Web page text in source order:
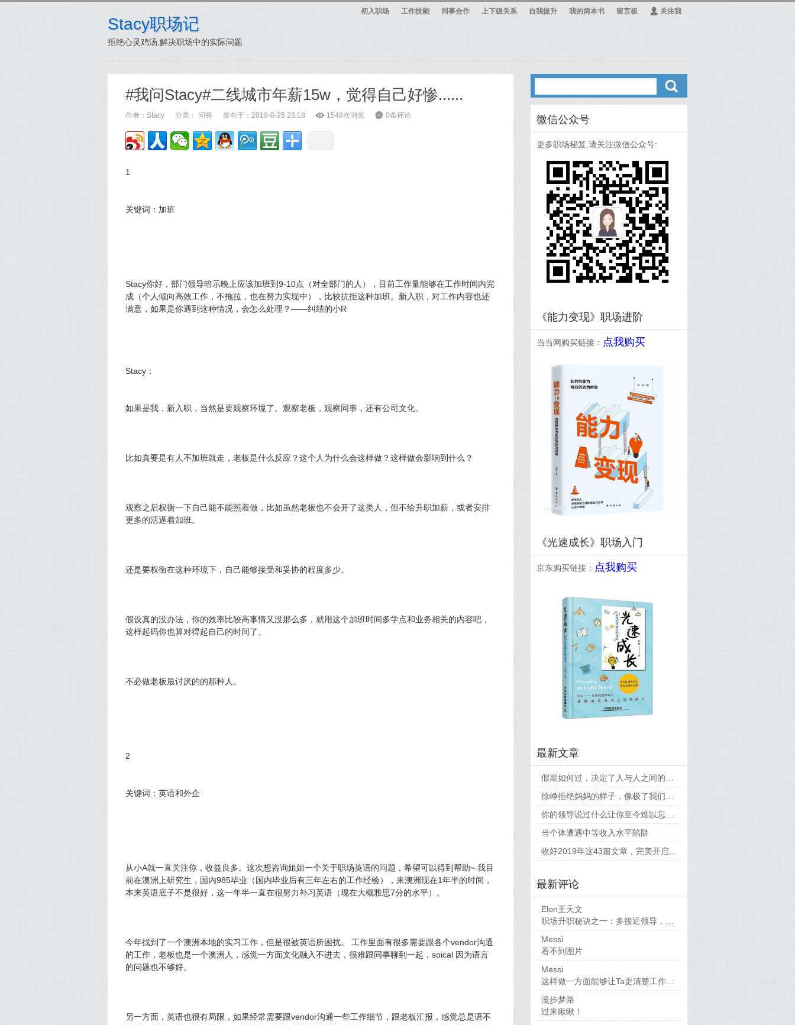
Stacy职场记
拒绝心灵鸡汤,解决职场中的实际问题
初入职场 工作技能 同事合作 上下级关系 自我提升 我的两本书 留言板 Ą 关注我
#我问Stacy#二线城市年薪15w，觉得自己好惨......
作者： Stacy 分类： 问答 发布于：2018-8-25 23:18 ė 1548次浏览 6 0条评论
1
关键词：加班
Stacy你好，部门领导暗示晚上应该加班到9-10点（对全部门的人），目前工作量能够在工作时间内完
成（个人倾向高效工作，不拖拉，也在努力实现中），比较抗拒这种加班。新入职，对工作内容也还
满意，如果是你遇到这种情况，会怎么处理？——纠结的小R
Stacy：
如果是我，新入职，当然是要观察环境了。观察老板，观察同事，还有公司文化。
比如真要是有人不加班就走，老板是什么反应？这个人为什么会这样做？这样做会影响到什么？
观察之后权衡一下自己能不能照着做，比如虽然老板也不会开了这类人，但不给升职加薪，或者安排
更多的活逼着加班。
还是要权衡在这种环境下，自己能够接受和妥协的程度多少。
假设真的没办法，你的效率比较高事情又没那么多，就用这个加班时间多学点和业务相关的内容吧，
这样起码你也算对得起自己的时间了。
不必做老板最讨厌的的那种人。
2
关键词：英语和外企
从小A就一直关注你，收益良多。这次想咨询姐姐一个关于职场英语的问题，希望可以得到帮助~ 我目
前在澳洲上研究生，国内985毕业（国内毕业后有三年左右的工作经验），来澳洲现在1年半的时间，
本来英语底子不是很好，这一年半一直在很努力补习英语（现在大概雅思7分的水平）。
今年找到了一个澳洲本地的实习工作，但是很被英语所困扰。 工作里面有很多需要跟各个vendor沟通
的工作，老板也是一个澳洲人，感觉一方面文化融入不进去，很难跟同事聊到一起，soical 因为语言
的问题也不够好。
另一方面，英语也很有局限，如果经常需要跟vendor沟通一些工作细节，跟老板汇报，感觉总是语不
ő
微信公众号
更多职场秘笈,请关注微信公众号:
《能力变现》职场进阶
当当网购买链接： 点我购买
《光速成长》职场入门
京东购买链接： 点我购买
最新文章
当个体遭遇中等收入水平陷阱
最新评论
Elon王天文
职场升职秘诀之一：多接近领导，当然，多做...
Messi
看不到图片
Messi
这样做一方面能够让Ta更清楚工作要求，也...
漫步梦路
过来瞅瞅！